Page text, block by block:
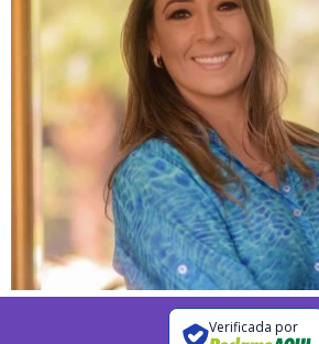
Verificada por